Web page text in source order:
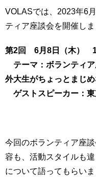
部・
大
院
育
社
連
携
生
の
者
の
生
の
方
VOLASでは、2023年6
ティア座談会を開催しま
第2回 6月8日（木）
テーマ：ボランティ
外大生がちょっとまじ
ゲストスピーカー：
今回のボランティア座
容も、活動スタイルも
について語ってもらいま